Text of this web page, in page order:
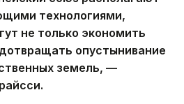
технологиями,
не только экономить
опустынивание
земель, —